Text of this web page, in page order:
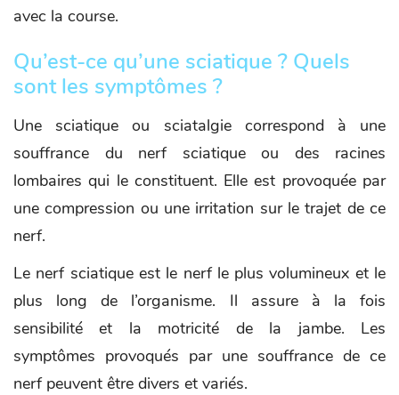
avec la course.
Qu’est-ce qu’une sciatique ? Quels
sont les symptômes ?
Une sciatique ou sciatalgie correspond à une
souffrance du nerf sciatique ou des racines
lombaires qui le constituent. Elle est provoquée par
une compression ou une irritation sur le trajet de ce
nerf.
Le nerf sciatique est le nerf le plus volumineux et le
plus long de l’organisme. Il assure à la fois
sensibilité et la motricité de la jambe. Les
symptômes provoqués par une souffrance de ce
nerf peuvent être divers et variés.